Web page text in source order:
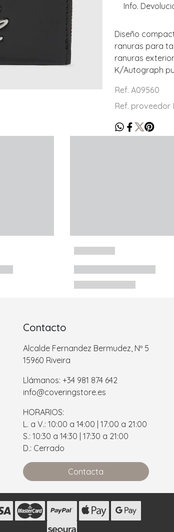
Info.
Diseño
ranuras para
ranuras
K/Autograph
Ref. A09560
Ref. proveedor
Contacto
Alcalde Fernandez Bermudez, Nº 5
15960 Riveira
Llámanos: +34 981 874 642
info@coveringstore.es
HORARIOS:
L. a V.: 10:00 a 14:00 | 17:00 a 21:00
S.: 10:30 a 14:30 | 17:30 a 21:00
D.: Cerrado
Contacta